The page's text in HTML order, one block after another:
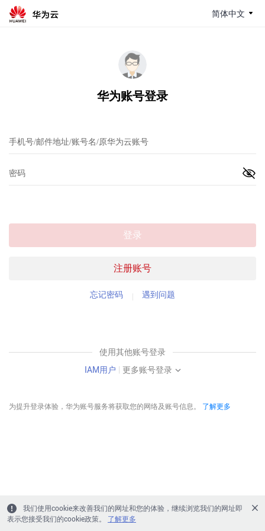
简体中文
华为账号登录
注册账号
登录
忘记密码 遇到问题
使用其他账号登录
IAM用户 | 更多账号登录
为提升登录体验，华为账号服务将获取您的网络及账号信息。 了解更多
我们使用cookie来改善我们的网址和您的体验，继续浏览我们的网址即
表示您接受我们的cookie政策。
了解更多